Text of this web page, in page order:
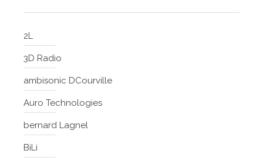
2L
3D Radio
ambisonic DCourville
Auro Technologies
bernard Lagnel
BiLi